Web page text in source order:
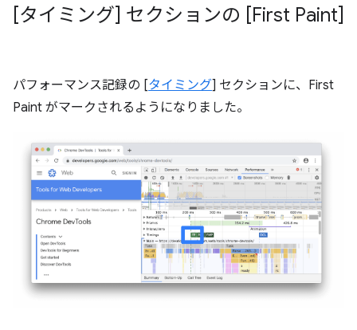
[タイミング] セクションの [First Paint]
パフォーマンス記録の [タイミング] セクションに、First
Paint がマークされるようになりました。